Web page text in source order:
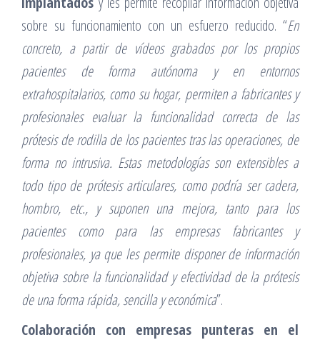
sobre su funcionamiento con un esfuerzo reducido. “En
concreto, a partir de vídeos grabados por los propios
pacientes de forma autónoma y en entornos
extrahospitalarios, como su hogar, permiten a fabricantes y
profesionales evaluar la funcionalidad correcta de las
prótesis de rodilla de los pacientes tras las operaciones, de
forma no intrusiva. Estas metodologías son extensibles a
todo tipo de prótesis articulares, como podría ser cadera,
hombro, etc., y suponen una mejora, tanto para los
pacientes como para las empresas fabricantes y
profesionales, ya que les permite disponer de información
objetiva sobre la funcionalidad y efectividad de la prótesis
de una forma rápida, sencilla y económica”.
Colaboración con empresas punteras en el